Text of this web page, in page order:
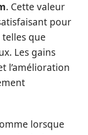
. Cette valeur
pour
telles que
Les gains
l’amélioration
lorsque